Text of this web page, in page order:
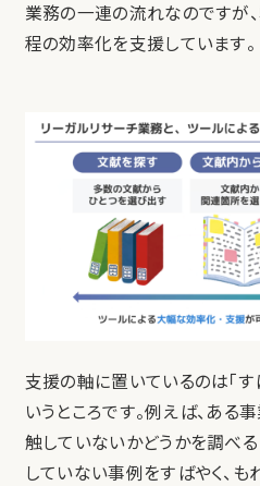
業務の一連の流れなのですが
程の効率化を支援しています。
支援の軸に置いているのは「す
いうところです。例えば、あ
触していないかどうかを調べる
していない事例をすばやく、も